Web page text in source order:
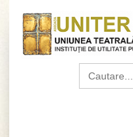
Search
for: